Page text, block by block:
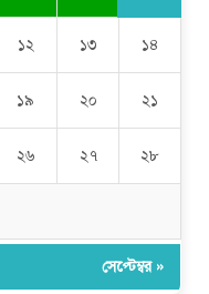
১২ ১৩ ১৪
১৯ ২০ ২১
২৬ ২৭ ২৮
সেপ্টেম্বর »